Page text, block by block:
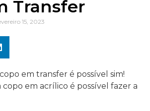
Transfer
15, 2023
em transfer é possível sim!
em acrílico é possível fazer a